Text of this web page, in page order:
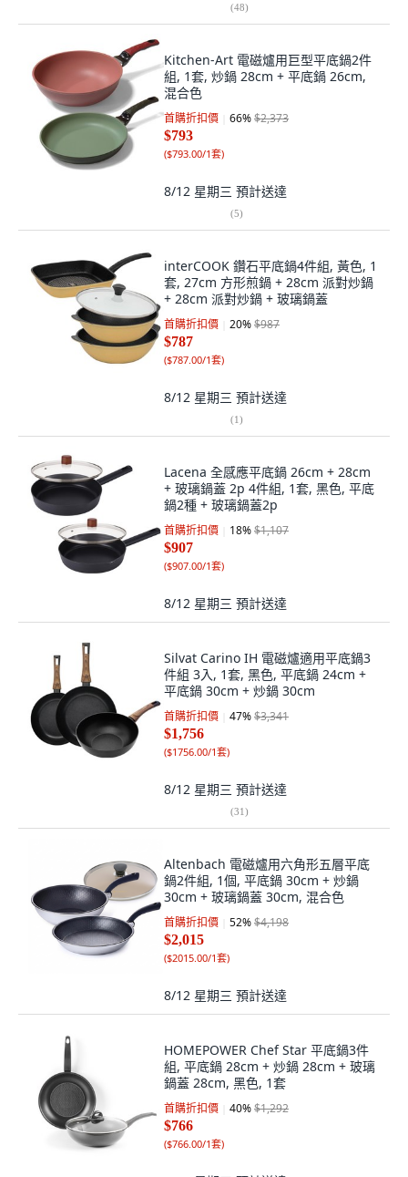
(48)
Kitchen-Art 電磁爐用巨型平底鍋2件
組, 1套, 炒鍋 28cm + 平底鍋 26cm,
混合色
首購折扣價 66%$2,373
$793
($793.00/1套)
8/12 星期三 預計送達
(5)
interCOOK 鑽石平底鍋4件組, 黃色, 1
套, 27cm 方形煎鍋 + 28cm 派對炒鍋
+ 28cm 派對炒鍋 + 玻璃鍋蓋
首購折扣價 20%$987
$787
($787.00/1套)
8/12 星期三 預計送達
(1)
Lacena 全感應平底鍋 26cm + 28cm
+ 玻璃鍋蓋 2p 4件組, 1套, 黑色, 平底
鍋2種 + 玻璃鍋蓋2p
首購折扣價 18%$1,107
$907
($907.00/1套)
8/12 星期三 預計送達
Silvat Carino IH 電磁爐適用平底鍋3
件組 3入, 1套, 黑色, 平底鍋 24cm +
平底鍋 30cm + 炒鍋 30cm
首購折扣價 47%$3,341
$1,756
($1756.00/1套)
8/12 星期三 預計送達
(31)
Altenbach 電磁爐用六角形五層平底
鍋2件組, 1個, 平底鍋 30cm + 炒鍋
30cm + 玻璃鍋蓋 30cm, 混合色
首購折扣價 52%$4,198
$2,015
($2015.00/1套)
8/12 星期三 預計送達
HOMEPOWER Chef Star 平底鍋3件
組, 平底鍋 28cm + 炒鍋 28cm + 玻璃
鍋蓋 28cm, 黑色, 1套
首購折扣價 40%$1,292
$766
($766.00/1套)